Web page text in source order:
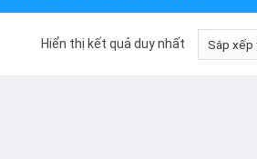
Hiển thị kết quả duy nhất